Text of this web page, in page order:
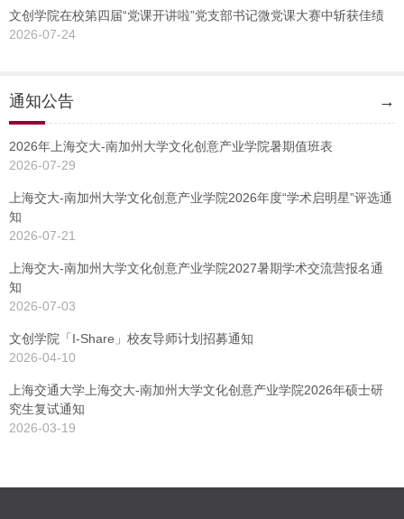
文创学院在校第四届“党课开讲啦”党支部书记微党课大赛中斩获佳绩
2026-07-24
通知公告 →
2026年上海交大-南加州大学文化创意产业学院暑期值班表
2026-07-29
上海交大-南加州大学文化创意产业学院2026年度“学术启明星”评选通
知
2026-07-21
上海交大-南加州大学文化创意产业学院2027暑期学术交流营报名通
知
2026-07-03
文创学院「I-Share」校友导师计划招募通知
2026-04-10
上海交通大学上海交大-南加州大学文化创意产业学院2026年硕士研
究生复试通知
2026-03-19